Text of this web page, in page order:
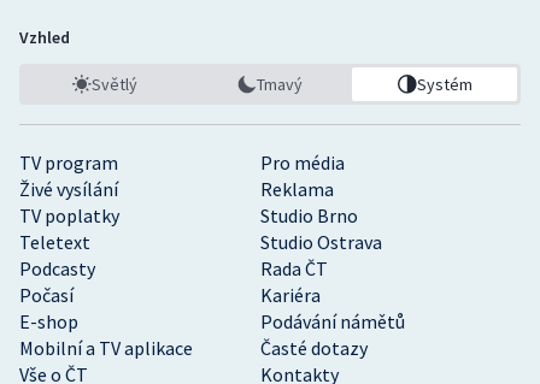
TV program
Pro média
Živé vysílání
Reklama
TV poplatky
Studio Brno
Teletext
Studio Ostrava
Podcasty
Rada ČT
Počasí
Kariéra
E-shop
Podávání námětů
Mobilní a TV aplikace
Časté dotazy
Vše o ČT
Kontakty
Vzhled
Světlý Tmavý Systém